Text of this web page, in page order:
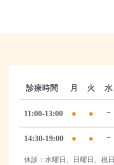
診療時間 月 火 水
11:00-13:00 ● ● ｰ
14:30-19:00 ● ● ｰ
休診：水曜日、日曜日、祝日